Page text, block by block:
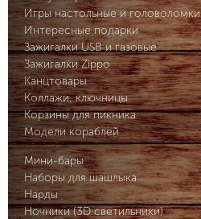
Игры настольные и головоломки
Интересные подарки
Зажигалки USB и газовые
Зажигалки Zippo
Канцтовары
Коллажи, ключницы
Корзины для пикника
Модели кораблей
Мини-бары
Наборы для шашлыка
Нарды
Ночники (3D светильники)